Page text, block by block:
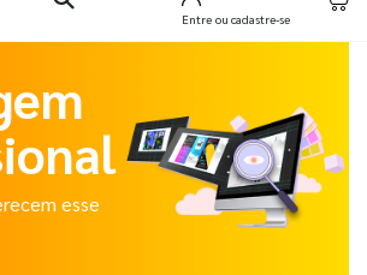
Entre ou cadastre-se
esse